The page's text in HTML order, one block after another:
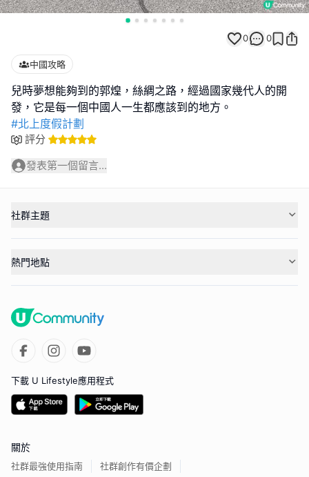
0 0
中國攻略
兒時夢想能夠到的郭煌，絲綢之路，經過國家幾代人的開
#北上度假計劃
評分
發表第一個留言...
社群主題
熱門地點
下載 U Lifestyle應用程式
關於
社群最強使用指南 社群創作有價企劃